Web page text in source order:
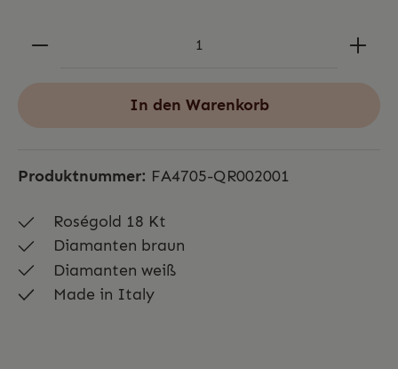
In den Warenkorb
Produktnummer: FA4705-QR002001
Roségold 18 Kt
Diamanten braun
Diamanten weiß
Made in Italy